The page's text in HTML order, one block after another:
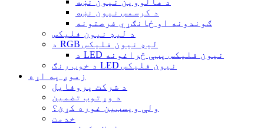
د کرسمس نیون نښه
ګوندونه او ځانګړي فرصتونه
د لیډ نیون فلیکس
د RGB لیډ نیون فلیکس
د LED نیون فلیکس پټې څراغونه
د خوب رنګ LED نیون فلیکس
زموږ په اړه
د شرکت پروفایل
د وړتوب تضمین
ولې ویسټین غوره کړئ؟
خدمت